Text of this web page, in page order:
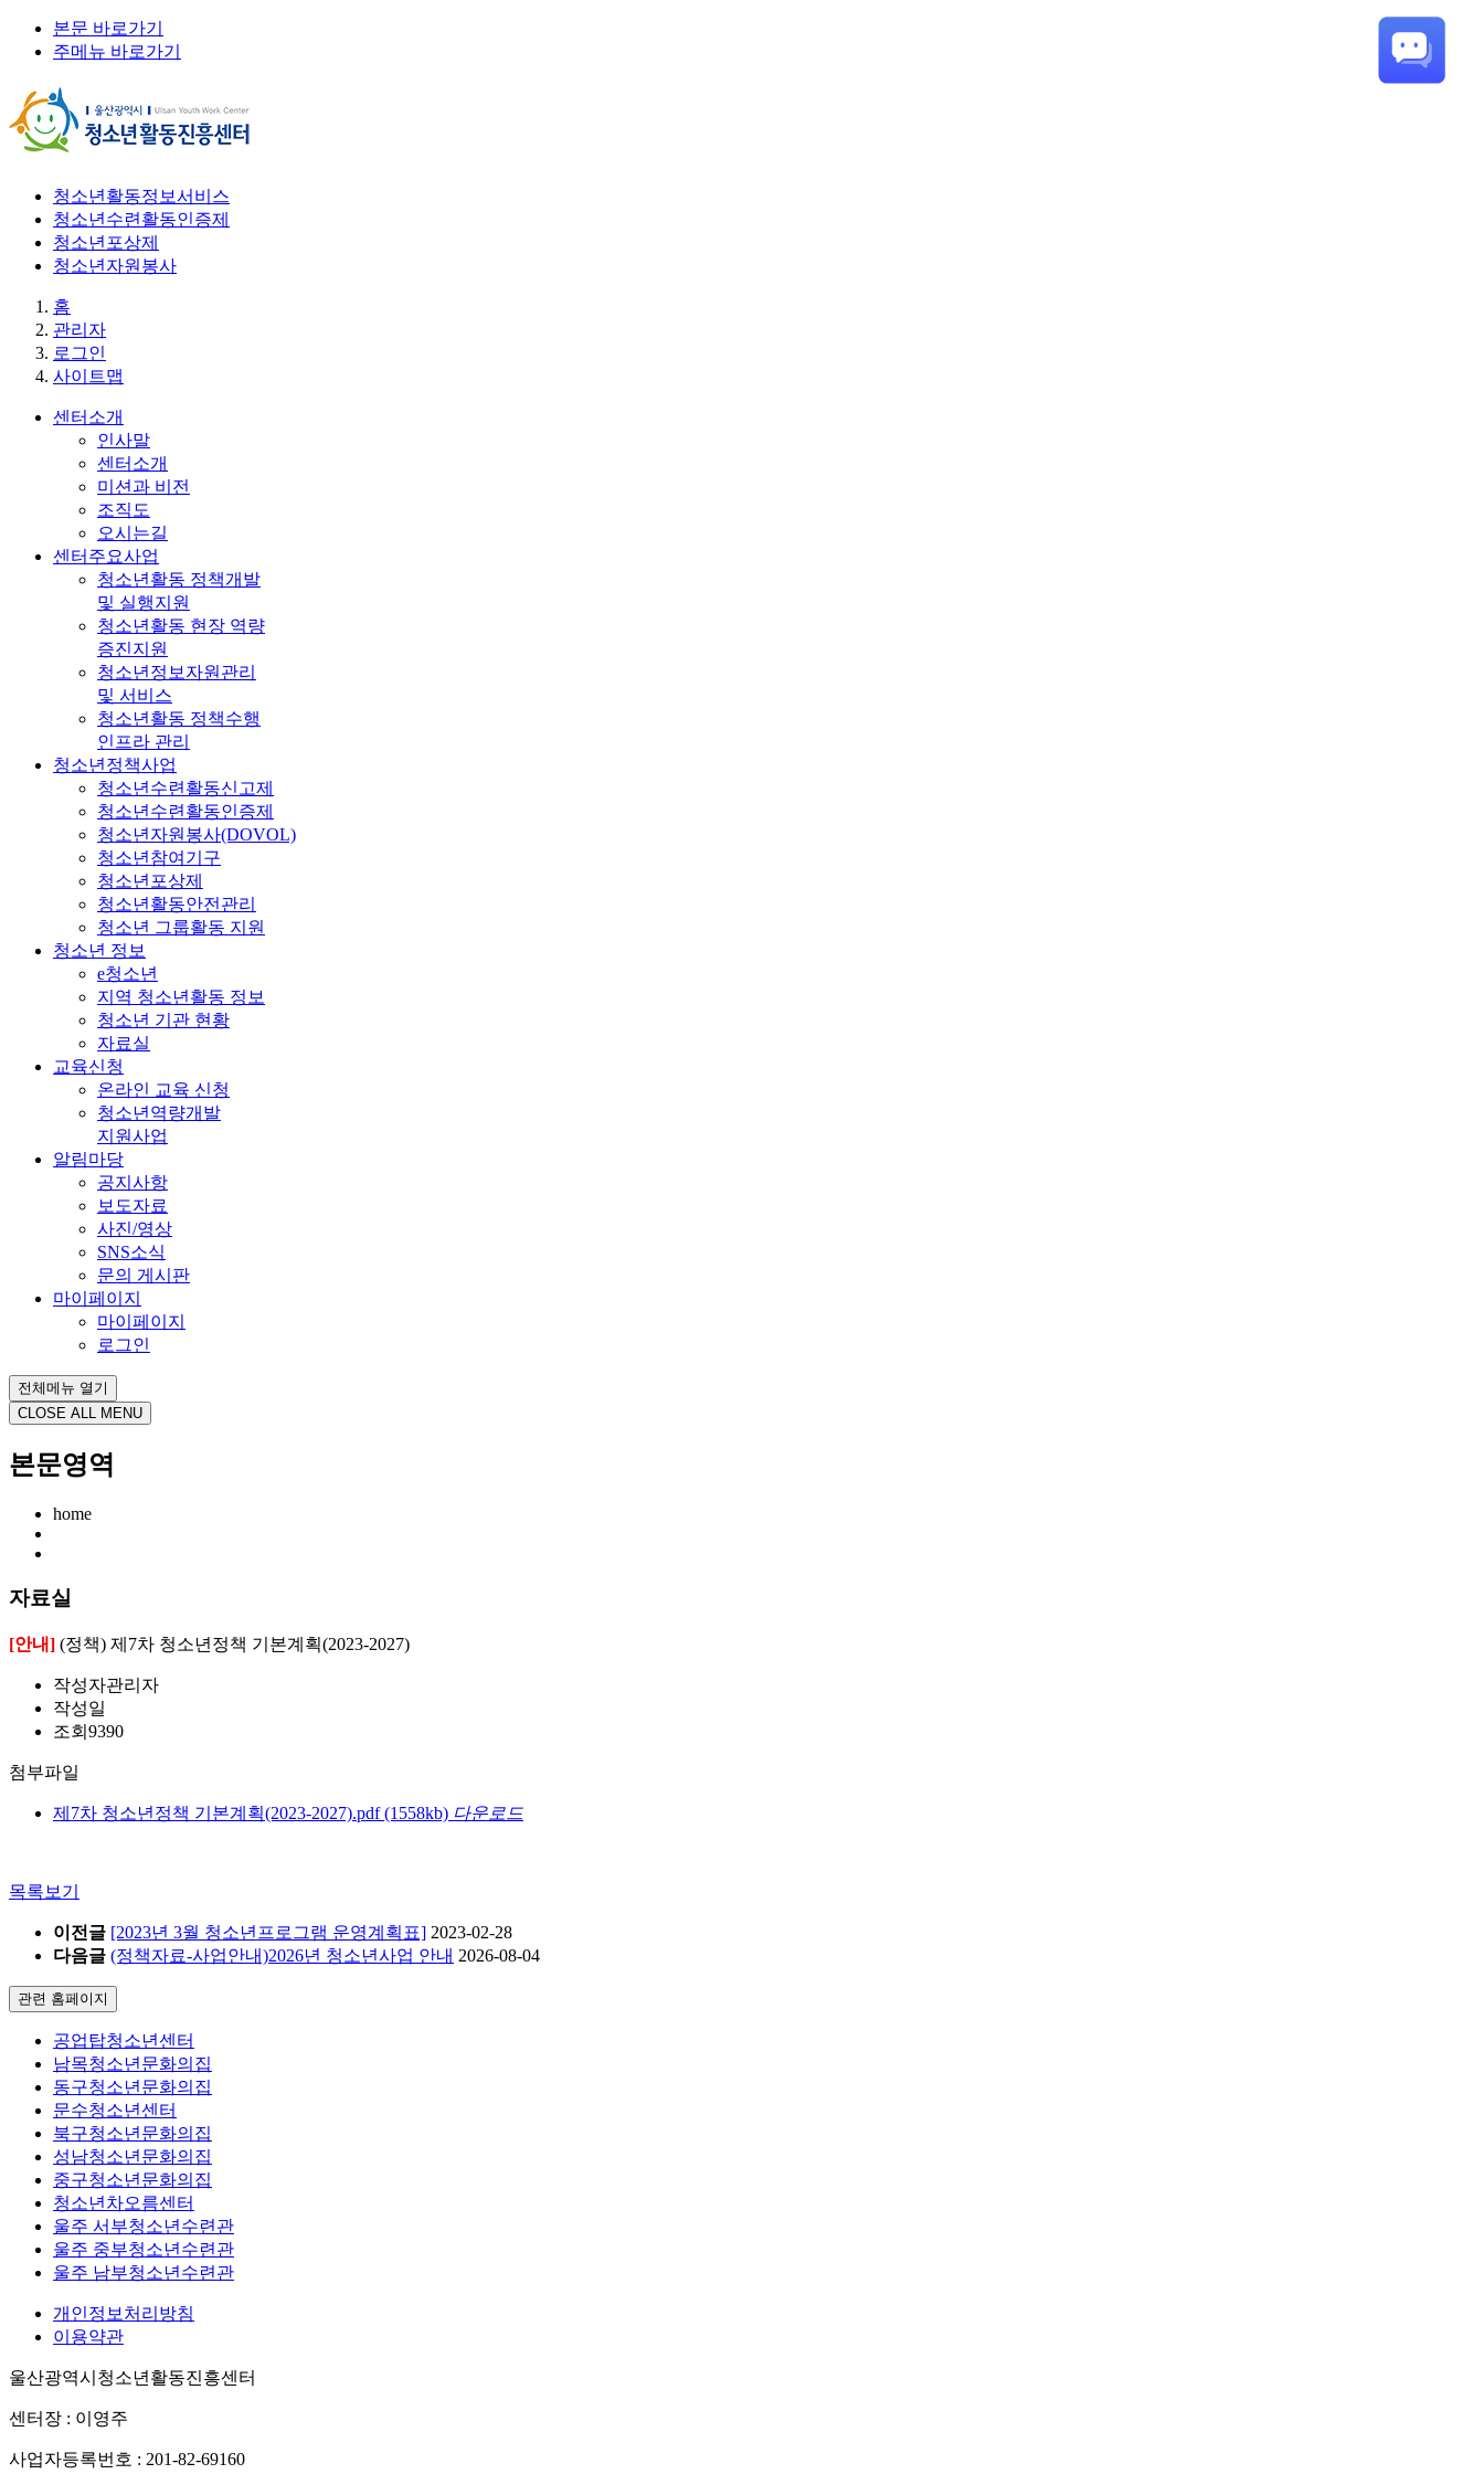
본문 바로가기
주메뉴 바로가기
청소년활동정보서비스
청소년수련활동인증제
청소년포상제
청소년자원봉사
홈
관리자
로그인
사이트맵
센터소개
인사말
센터소개
미션과 비전
조직도
오시는길
센터주요사업
청소년활동 정책개발
및 실행지원
청소년활동 현장 역량
증진지원
청소년정보자원관리
및 서비스
청소년활동 정책수행
인프라 관리
청소년정책사업
청소년수련활동신고제
청소년수련활동인증제
청소년자원봉사(DOVOL)
청소년참여기구
청소년포상제
청소년활동안전관리
청소년 그룹활동 지원
청소년 정보
e청소년
지역 청소년활동 정보
청소년 기관 현황
자료실
교육신청
온라인 교육 신청
청소년역량개발
지원사업
알림마당
공지사항
보도자료
사진/영상
SNS소식
문의 게시판
마이페이지
마이페이지
로그인
전체메뉴 열기
CLOSE ALL MENU
본문영역
home
자료실
[안내] (정책) 제7차 청소년정책 기본계획(2023-2027)
작성자관리자
작성일
조회 9390
첨부파일
제7차 청소년정책 기본계획(2023-2027).pdf (1558kb) 다운로드
목록보기
이전글 [2023년 3월 청소년프로그램 운영계획표] 2023-02-28
다음글 (정책자료-사업안내)2026년 청소년사업 안내 2026-08-04
관련 홈페이지
공업탑청소년센터
남목청소년문화의집
동구청소년문화의집
문수청소년센터
북구청소년문화의집
성남청소년문화의집
중구청소년문화의집
청소년차오름센터
울주 서부청소년수련관
울주 중부청소년수련관
울주 남부청소년수련관
개인정보처리방침
이용약관
울산광역시청소년활동진흥센터
센터장 : 이영주
사업자등록번호 : 201-82-69160